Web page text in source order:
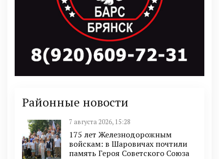
Районные новости
7 августа 2026, 15:28
175 лет Железнодорожным
войскам: в Шаровичах почтили
память Героя Советского Союза